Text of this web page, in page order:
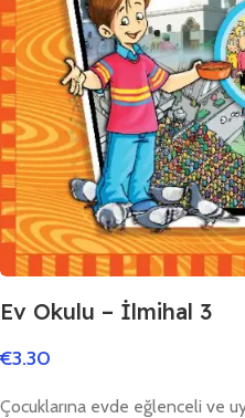
Ev Okulu – İlmihal 3
€3.30
Çocuklarına evde eğlenceli ve